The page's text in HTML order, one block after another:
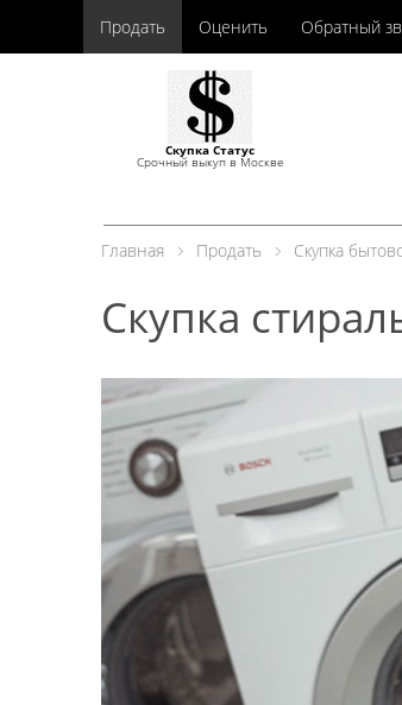
Продать Оценить Обратный
Скупка Статус
Срочный выкуп в Москве
Главная Продать Скупка
Скупка